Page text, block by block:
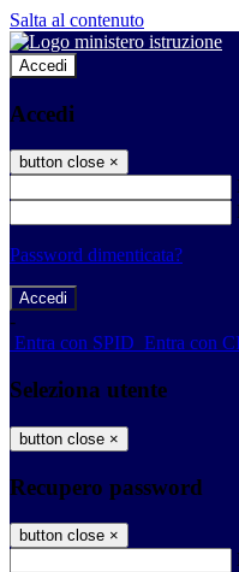
Salta al contenuto
Accedi
Accedi
button close ×
Password dimenticata?
-
Entra con SPID Entra con
Seleziona utente
button close ×
Recupero password
button close ×